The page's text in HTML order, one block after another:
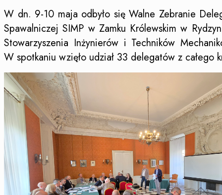
W dn. 9-10 maja odbyło się Walne Zebranie
Spawalniczej SIMP w Zamku Królewskim w
Stowarzyszenia Inżynierów i Techników
W spotkaniu wzięło udział 33 delegatów z całego